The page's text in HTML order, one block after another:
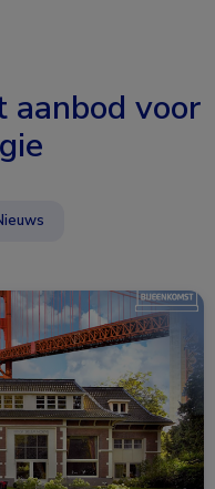
aanbod voor